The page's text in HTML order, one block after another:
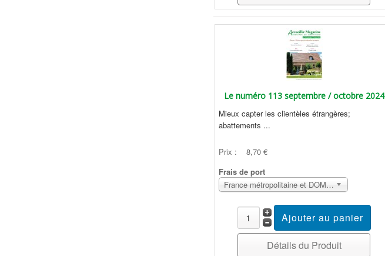
Le numéro 113 septembre / octobre 2024
Mieux capter les clientèles étrangères;
abattements ...
Prix :
8,70 €
Frais de port
France métropolitaine et DOM Sans surcoût
Détails du Produit